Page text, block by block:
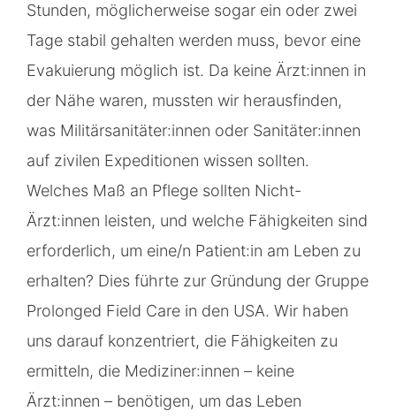
Stunden, möglicherweise sogar ein oder zwei
Tage stabil gehalten werden muss, bevor eine
Evakuierung möglich ist. Da keine Ärzt:innen in
der Nähe waren, mussten wir herausfinden,
was Militärsanitäter:innen oder Sanitäter:innen
auf zivilen Expeditionen wissen sollten.
Welches Maß an Pflege sollten Nicht-
Ärzt:innen leisten, und welche Fähigkeiten sind
erforderlich, um eine/n Patient:in am Leben zu
erhalten? Dies führte zur Gründung der Gruppe
Prolonged Field Care in den USA. Wir haben
uns darauf konzentriert, die Fähigkeiten zu
ermitteln, die Mediziner:innen – keine
Ärzt:innen – benötigen, um das Leben